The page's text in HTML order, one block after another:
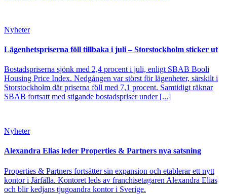
Nyheter
Lägenhetspriserna föll tillbaka i juli – Storstockholm sticker ut
Bostadspriserna sjönk med 2,4 procent i juli, enligt SBAB Booli
Housing Price Index. Nedgången var störst för lägenheter, särskilt i
Storstockholm där priserna föll med 7,1 procent. Samtidigt räknar
SBAB fortsatt med stigande bostadspriser under [...]
Nyheter
Alexandra Elias leder Properties & Partners nya satsning
Properties & Partners fortsätter sin expansion och etablerar ett nytt
kontor i Järfälla. Kontoret leds av franchisetagaren Alexandra Elias
och blir kedjans tjugoandra kontor i Sverige.